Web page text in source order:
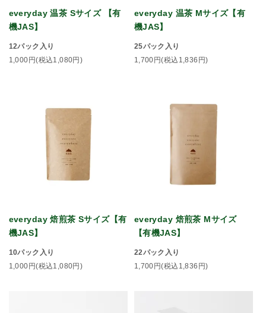
everyday 温茶 Sサイズ 【有
機JAS】
12パック入り
1,000円(税込1,080円)
everyday 温茶 Mサイズ【有
機JAS】
25パック入り
1,700円(税込1,836円)
everyday 焙煎茶 Sサイズ【有
機JAS】
10パック入り
1,000円(税込1,080円)
everyday 焙煎茶 Mサイズ
【有機JAS】
22パック入り
1,700円(税込1,836円)